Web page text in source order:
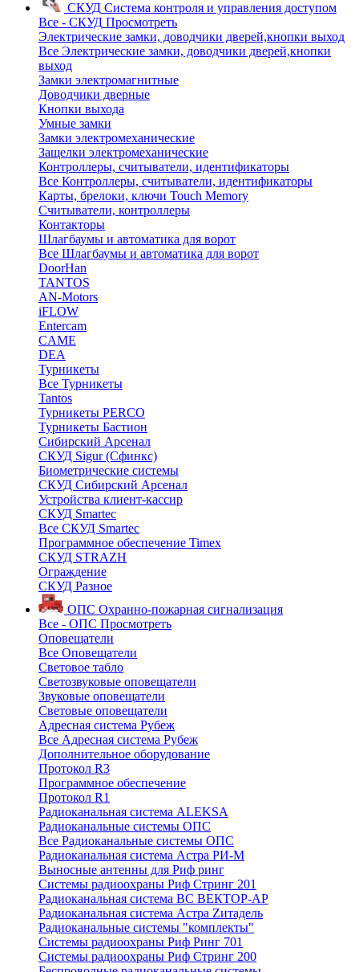
СКУД Система контроля и управления доступом
Все - СКУД Просмотреть
Электрические замки, доводчики дверей,кнопки выход
Все Электрические замки, доводчики дверей,кнопки
выход
Замки электромагнитные
Доводчики дверные
Кнопки выхода
Умные замки
Замки электромеханические
Защелки электромеханические
Контроллеры, считыватели, идентификаторы
Все Контроллеры, считыватели, идентификаторы
Карты, брелоки, ключи Touch Memory
Считыватели, контроллеры
Контакторы
Шлагбаумы и автоматика для ворот
Все Шлагбаумы и автоматика для ворот
DoorHan
TANTOS
AN-Motors
iFLOW
Entercam
CAME
DEA
Турникеты
Все Турникеты
Tantos
Турникеты PERCO
Турникеты Бастион
Сибирский Арсенал
СКУД Sigur (Сфинкс)
Биометрические системы
СКУД Сибирский Арсенал
Устройства клиент-кассир
СКУД Smartec
Все СКУД Smartec
Программное обеспечение Timex
СКУД STRAZH
Ограждение
СКУД Разное
ОПС Охранно-пожарная сигнализация
Все - ОПС Просмотреть
Оповещатели
Все Оповещатели
Световое табло
Светозвуковые оповещатели
Звуковые оповещатели
Световые оповещатели
Адресная система Рубеж
Все Адресная система Рубеж
Дополнительное оборудование
Протокол R3
Программное обеспечение
Протокол R1
Радиоканальная система ALEKSA
Радиоканальные системы ОПС
Все Радиоканальные системы ОПС
Радиоканальная система Астра РИ-М
Выносные антенны для Риф ринг
Системы радиоохраны Риф Стринг 201
Радиоканальная система ВС ВЕКТОР-АР
Радиоканальная система Астра Zитадель
Радиоканальные системы "комплекты"
Системы радиоохраны Риф Ринг 701
Системы радиоохраны Риф Стринг 200